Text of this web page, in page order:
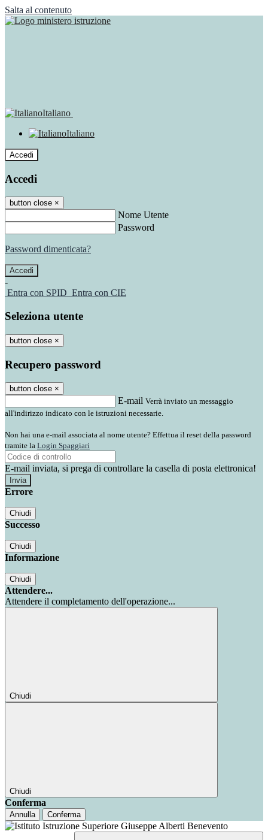
Salta al contenuto
Italiano
Italiano
Accedi
Accedi
button close ×
Nome Utente
Password
Password dimenticata?
-
Entra con SPID Entra con CIE
Seleziona utente
button close ×
Recupero password
button close ×
E-mail Verrà inviato un messaggio
all'indirizzo indicato con le istruzioni necessarie.
Non hai una e-mail associata al nome utente? Effettua il reset della password
tramite la Login Spaggiari
E-mail inviata, si prega di controllare la casella di posta elettronica!
Errore
Chiudi
Successo
Chiudi
Informazione
Chiudi
Attendere...
Attendere il completamento dell'operazione...
Chiudi
Chiudi
Conferma
Annulla Conferma